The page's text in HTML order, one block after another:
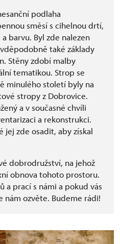
podlaha
směsí s cihelnou drtí,
barvu. Byl zde nalezen
také základy
Stěny zdobí malby
tematikou. Strop se
minulého století byly na
stropy z Dobrovice.
a v současné chvíli
a rekonstrukci.
jej zde osadit, aby získal
dobrodružství, na jehož
obnova tohoto prostoru.
a prací s námi a pokud vás
nám ozvěte. Budeme rádi!